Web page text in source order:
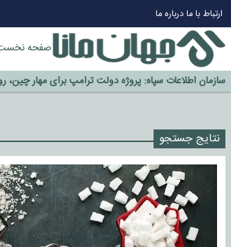
ارتباط با مادرباره ما
صفحه
چرا طلا دوباره افزایشی شد؟
گزینه جدایی اوسمار روی میز مدیران پرسپولیس
آیا رئیس جمهور آمریکا قانون را دور می‌زند؟
اخراج رسمی چهره نامدار از پرسپولیس
سازمان اطلاعات سپاه: پروژه دولت ترامپ برای مهار
نتایج جستجو